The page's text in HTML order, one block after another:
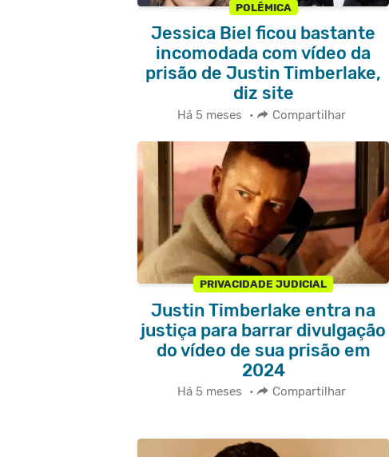
POLÊMICA
Jessica Biel ficou bastante
incomodada com vídeo da
prisão de Justin Timberlake,
diz site
Há 5 meses • Compartilhar
PRIVACIDADE JUDICIAL
Justin Timberlake entra na
justiça para barrar divulgação
do vídeo de sua prisão em
2024
Há 5 meses • Compartilhar